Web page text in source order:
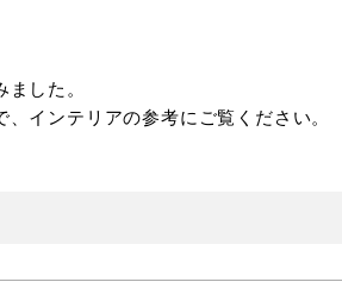
した。
インテリアの参考にご覧ください。